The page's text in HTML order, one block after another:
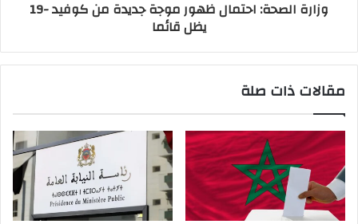
وزارة الصحة: احتمال ظهور موجة جديدة من كوفيد -19
يظل قائما
مقالات ذات صلة